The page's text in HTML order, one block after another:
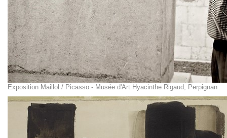
Exposition Maillol / Picasso - Musée d'Art Hyacinthe Rigaud, Perpignan